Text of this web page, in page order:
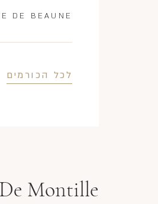
DE BEAUNE
לכל הכורמים
De Montille